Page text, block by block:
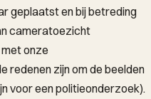
geplaatst en bij betreding
cameratoezicht
onze
redenen zijn om de beelden
voor een politieonderzoek).